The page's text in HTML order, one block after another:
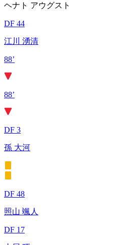
ヘナト アウグスト
DF 44
江川 湧清
88’
88’
DF 3
孫 大河
DF 48
照山 颯人
DF 17